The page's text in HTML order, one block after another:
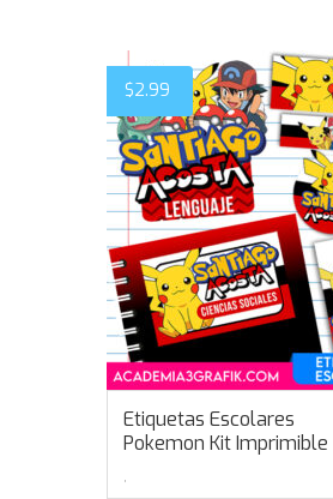
$2.99
Etiquetas Escolares
Pokemon Kit Imprimible
,